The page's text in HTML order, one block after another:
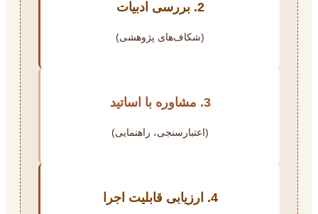
2. بررسی ادبیات
(شکاف‌های پژوهشی)
3. مشاوره با اساتید
(اعتبارسنجی، راهنمایی)
4. ارزیابی قابلیت اجرا